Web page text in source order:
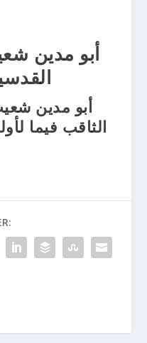
أبو مدين
أبو مدين
الثاقب فيما